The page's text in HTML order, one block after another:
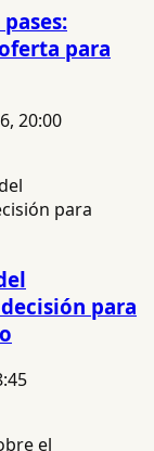
para
20:00
para